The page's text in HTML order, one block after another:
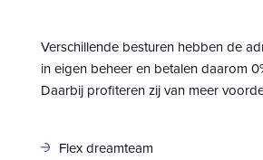
Verschillende besturen hebben de
in eigen beheer en betalen daarom
Daarbij profiteren zij van meer
Flex dreamteam